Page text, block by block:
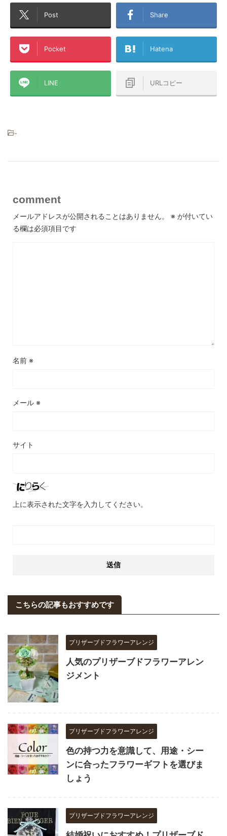
Post Share
Pocket Hatena
LINE URLコピー
-
comment
メールアドレスが公開されることはありません。 ※ が付いてい
る欄は必須項目です
名前 ※
メール ※
サイト
上に表示された文字を入力してください。
こちらの記事もおすすめです
プリザーブドフラワーアレンジ
人気のプリザーブドフラワーアレン
ジメント
プリザーブドフラワーアレンジ
色の持つ力を意識して、用途・シー
ンに合ったフラワーギフトを選びま
しょう
プリザーブドフラワーアレンジ